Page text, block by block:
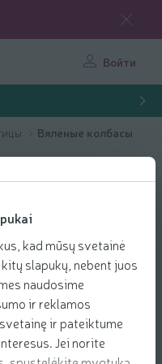
kad mūsų svetainė
slapukų, nebent juos
naudosime
ir reklamos
ir pateiktume
Jei norite
Войти
Вяленые колбасы